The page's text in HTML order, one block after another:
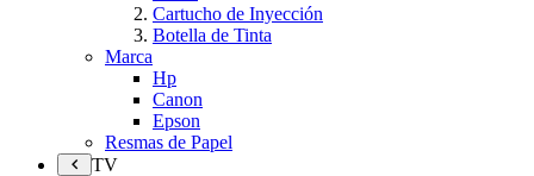
Cartucho de Inyección
Botella de Tinta
Marca
Hp
Canon
Epson
Resmas de Papel
TV